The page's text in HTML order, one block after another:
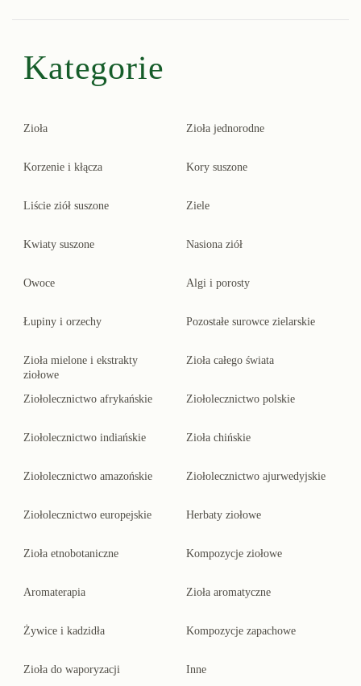
Kategorie
Zioła Zioła jednorodne
Korzenie i kłącza Kory suszone
Liście ziół suszone Ziele
Kwiaty suszone Nasiona ziół
Owoce Algi i porosty
Łupiny i orzechy Pozostałe surowce zielarskie
Zioła mielone i ekstrakty
ziołowe
Zioła całego świata
Ziołolecznictwo afrykańskie Ziołolecznictwo polskie
Ziołolecznictwo indiańskie Zioła chińskie
Ziołolecznictwo amazońskie Ziołolecznictwo ajurwedyjskie
Ziołolecznictwo europejskie Herbaty ziołowe
Zioła etnobotaniczne Kompozycje ziołowe
Aromaterapia Zioła aromatyczne
Żywice i kadzidła Kompozycje zapachowe
Zioła do waporyzacji Inne